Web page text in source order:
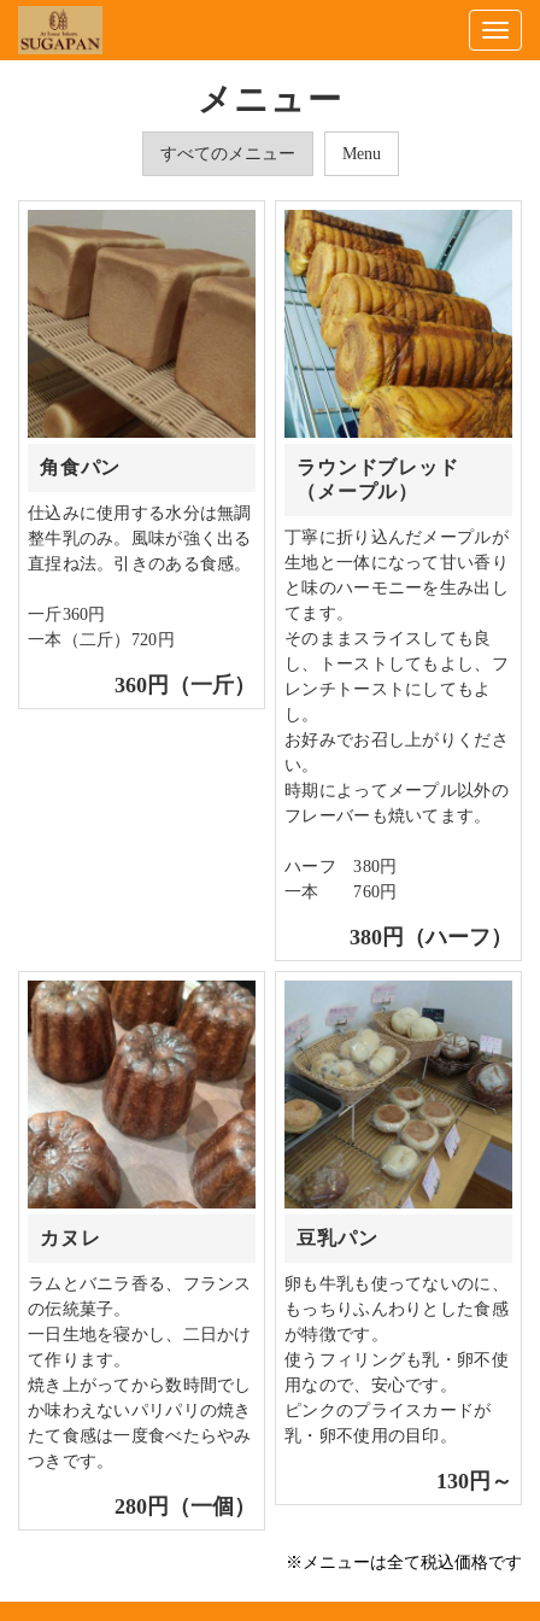
メニュー
すべてのメニュー Menu
角食パン
仕込みに使用する水分は無調
整牛乳のみ。風味が強く出る
直捏ね法。引きのある食感。
一斤360円
一本（二斤）720円
360円（一斤）
ラウンドブレッド
（メープル）
丁寧に折り込んだメープルが
生地と一体になって甘い香り
と味のハーモニーを生み出し
てます。
そのままスライスしても良
し、トーストしてもよし、フ
レンチトーストにしてもよ
し。
お好みでお召し上がりくださ
い。
時期によってメープル以外の
フレーバーも焼いてます。
ハーフ 380円
一本 760円
380円（ハーフ）
カヌレ
ラムとバニラ香る、フランス
の伝統菓子。
一日生地を寝かし、二日かけ
て作ります。
焼き上がってから数時間でし
か味わえないパリパリの焼き
たて食感は一度食べたらやみ
つきです。
280円（一個）
豆乳パン
卵も牛乳も使ってないのに、
もっちりふんわりとした食感
が特徴です。
使うフィリングも乳・卵不使
用なので、安心です。
ピンクのプライスカードが
乳・卵不使用の目印。
130円～
※メニューは全て税込価格です